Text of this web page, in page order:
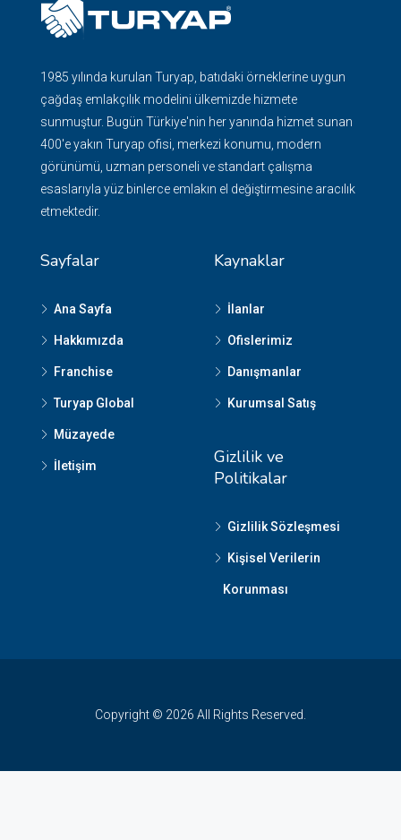
1985 yılında kurulan Turyap, batıdaki örneklerine uygun
çağdaş emlakçılık modelini ülkemizde hizmete
sunmuştur. Bugün Türkiye'nin her yanında hizmet sunan
400'e yakın Turyap ofisi, merkezi konumu, modern
görünümü, uzman personeli ve standart çalışma
esaslarıyla yüz binlerce emlakın el değiştirmesine aracılık
etmektedir.
Sayfalar
Ana Sayfa
Hakkımızda
Franchise
Turyap Global
Müzayede
İletişim
Kaynaklar
İlanlar
Ofislerimiz
Danışmanlar
Kurumsal Satış
Gizlilik ve
Politikalar
Gizlilik Sözleşmesi
Kişisel Verilerin
Korunması
Copyright © 2026 All Rights Reserved.